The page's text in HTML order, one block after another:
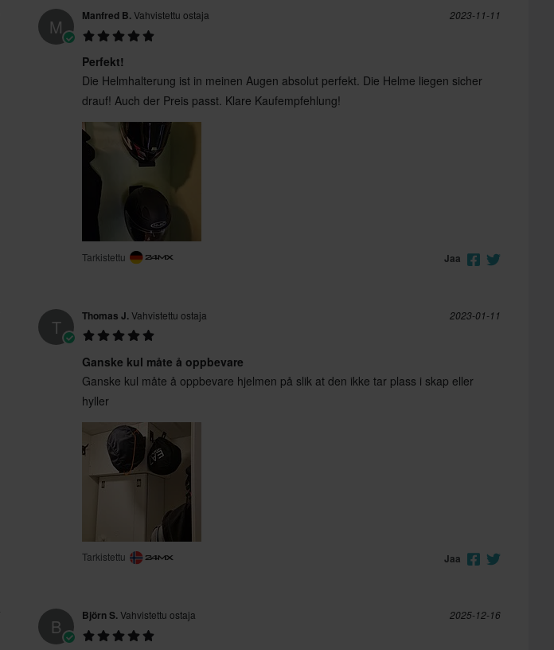
M Manfred B.Vahvistettu ostaja 2023-11-11
Perfekt!
Die Helmhalterung ist in meinen Augen absolut perfekt. Die Helme liegen sicher
drauf! Auch der Preis passt. Klare Kaufempfehlung!
Tarkistettu Jaa
T Thomas J.Vahvistettu ostaja 2023-01-11
Ganske kul måte å oppbevare
Ganske kul måte å oppbevare hjelmen på slik at den ikke tar plass i skap eller
hyller
Tarkistettu Jaa
B Björn S.Vahvistettu ostaja 2025-12-16